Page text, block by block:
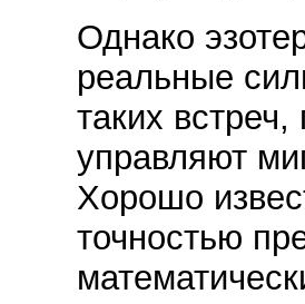
Однако
реальные
таких
управляют
Хорошо
точностью